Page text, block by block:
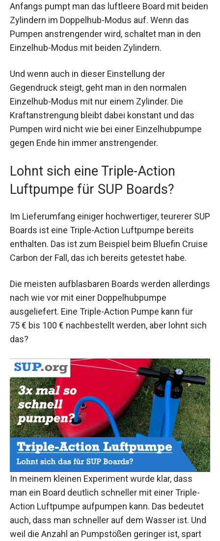
Anfangs pumpt man das luftleere Board mit beiden
Zylindern im Doppelhub-Modus auf. Wenn das
Pumpen anstrengender wird, schaltet man in den
Einzelhub-Modus mit beiden Zylindern.
Und wenn auch in dieser Einstellung der
Gegendruck steigt, geht man in den normalen
Einzelhub-Modus mit nur einem Zylinder. Die
Kraftanstrengung bleibt dabei konstant und das
Pumpen wird nicht wie bei einer Einzelhubpumpe
gegen Ende hin immer anstrengender.
Lohnt sich eine Triple-Action
Luftpumpe für SUP Boards?
Im Lieferumfang einiger hochwertiger, teurerer SUP
Boards ist eine Triple-Action Luftpumpe bereits
enthalten. Das ist zum Beispiel beim Bluefin Cruise
Carbon der Fall, das ich bereits getestet habe.
Die meisten aufblasbaren Boards werden allerdings
nach wie vor mit einer Doppelhubpumpe
ausgeliefert. Eine Triple-Action Pumpe kann für
75 € bis 100 € nachbestellt werden, aber lohnt sich
das?
In meinem kleinen Experiment wurde klar, dass
man ein Board deutlich schneller mit einer Triple-
Action Luftpumpe aufpumpen kann. Das bedeutet
auch, dass man schneller auf dem Wasser ist. Und
weil die Anzahl an Pumpstößen geringer ist, spart